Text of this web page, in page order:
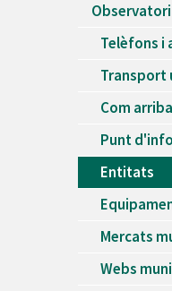
Telèfons i
Transport
Com
Punt
Entitats
Mercats
Webs